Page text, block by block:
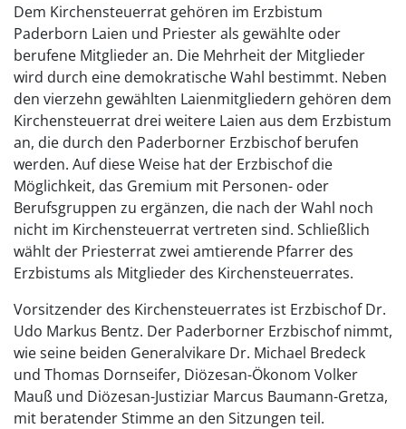
Dem Kirchensteuerrat gehören im Erzbistum
Paderborn Laien und Priester als gewählte oder
berufene Mitglieder an. Die Mehrheit der Mitglieder
wird durch eine demokratische Wahl bestimmt. Neben
den vierzehn gewählten Laienmitgliedern gehören dem
Kirchensteuerrat drei weitere Laien aus dem Erzbistum
an, die durch den Paderborner Erzbischof berufen
werden. Auf diese Weise hat der Erzbischof die
Möglichkeit, das Gremium mit Personen- oder
Berufsgruppen zu ergänzen, die nach der Wahl noch
nicht im Kirchensteuerrat vertreten sind. Schließlich
wählt der Priesterrat zwei amtierende Pfarrer des
Erzbistums als Mitglieder des Kirchensteuerrates.
Vorsitzender des Kirchensteuerrates ist Erzbischof Dr.
Udo Markus Bentz. Der Paderborner Erzbischof nimmt,
wie seine beiden Generalvikare Dr. Michael Bredeck
und Thomas Dornseifer, Diözesan-Ökonom Volker
Mauß und Diözesan-Justiziar Marcus Baumann-Gretza,
mit beratender Stimme an den Sitzungen teil.